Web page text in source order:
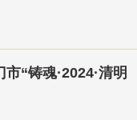
“铸魂·2024·清明